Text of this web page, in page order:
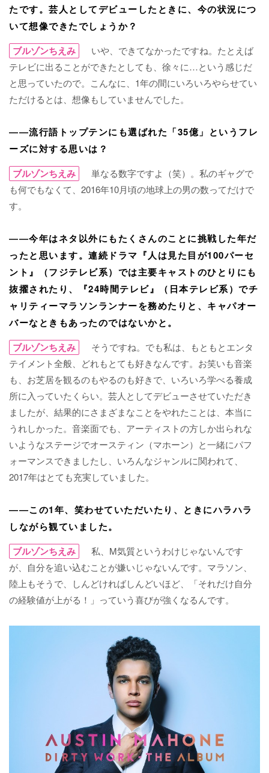
たです。芸人としてデビューしたときに、今の状況につ
いて想像できたでしょうか？
ブルゾンちえみ
いや、できてなかったですね。たとえば
テレビに出ることができたとしても、徐々に…という感じだ
と思っていたので。こんなに、1年の間にいろいろやらせてい
ただけるとは、想像もしていませんでした。
――流行語トップテンにも選ばれた「35億」というフレ
ーズに対する思いは？
ブルゾンちえみ
単なる数字ですよ（笑）。私のギャグで
も何でもなくて、2016年10月頃の地球上の男の数ってだけで
す。
――今年はネタ以外にもたくさんのことに挑戦した年だ
ったと思います。連続ドラマ『人は見た目が100パーセ
ント』（フジテレビ系）では主要キャストのひとりにも
抜擢されたり、『24時間テレビ』（日本テレビ系）でチ
ャリティーマラソンランナーを務めたりと、キャパオー
バーなときもあったのではないかと。
ブルゾンちえみ
そうですね。でも私は、もともとエンタ
テイメント全般、どれもとても好きなんです。お笑いも音楽
も、お芝居を観るのもやるのも好きで、いろいろ学べる養成
所に入っていたくらい。芸人としてデビューさせていただき
ましたが、結果的にさまざまなことをやれたことは、本当に
うれしかった。音楽面でも、アーティストの方しか出られな
いようなステージでオースティン（マホーン）と一緒にパフ
ォーマンスできましたし、いろんなジャンルに関われて、
2017年はとても充実していました。
――この1年、笑わせていただいたり、ときにハラハラ
しながら観ていました。
ブルゾンちえみ
私、M気質というわけじゃないんです
が、自分を追い込むことが嫌いじゃないんです。マラソン、
陸上もそうで、しんどければしんどいほど、「それだけ自分
の経験値が上がる！」っていう喜びが強くなるんです。